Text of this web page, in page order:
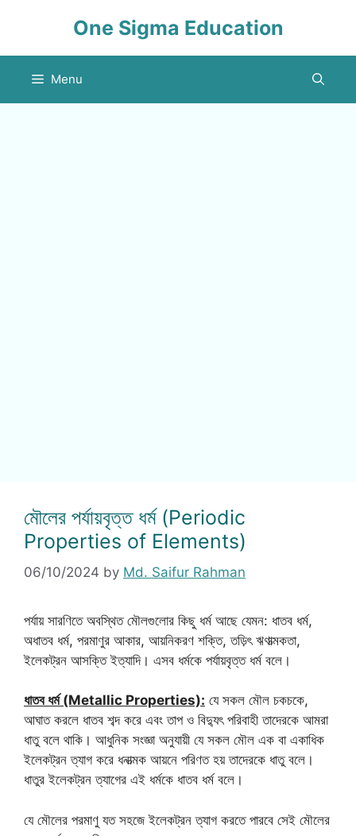
One Sigma Education
Menu
মৌলের পর্যায়বৃত্ত ধর্ম (Periodic
Properties of Elements)
06/10/2024 by Md. Saifur Rahman
পর্যায় সারণিতে অবস্থিত মৌলগুলোর কিছু ধর্ম আছে যেমন: ধাতব ধর্ম,
অধাতব ধর্ম, পরমাণুর আকার, আয়নিকরণ শক্তি, তড়িৎ ঋণাত্মকতা,
ইলেকট্রন আসক্তি ইত্যাদি। এসব ধর্মকে পর্যায়বৃত্ত ধর্ম বলে।
ধাতব ধর্ম (Metallic Properties): যে সকল মৌল চকচকে,
আঘাত করলে ধাতব শব্দ করে এবং তাপ ও বিদ্যুৎ পরিবাহী তাদেরকে আমরা
ধাতু বলে থাকি। আধুনিক সংজ্ঞা অনুযায়ী যে সকল মৌল এক বা একাধিক
ইলেকট্রন ত্যাগ করে ধনাত্মক আয়নে পরিণত হয় তাদেরকে ধাতু বলে।
ধাতুর ইলেকট্রন ত্যাগের এই ধর্মকে ধাতব ধর্ম বলে।
যে মৌলের পরমাণু যত সহজে ইলেকট্রন ত্যাগ করতে পারবে সেই মৌলের